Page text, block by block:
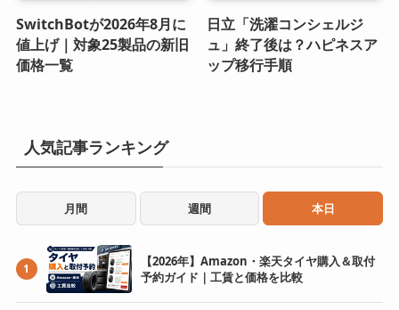
SwitchBotが2026年8月に
値上げ｜対象25製品の新旧
価格一覧
日立「洗濯コンシェルジ
ュ」終了後は？ハピネスア
ップ移行手順
人気記事ランキング
月間 週間 本日
1
【2026年】Amazon・楽天タイヤ購入＆取付
予約ガイド｜工賃と価格を比較